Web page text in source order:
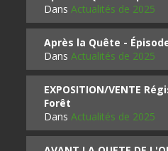
Dans Actualités de 2025
Après la Quête -
Dans Actualités de 2025
EXPOSITION/VENTE
Forêt
Dans Actualités de 2025